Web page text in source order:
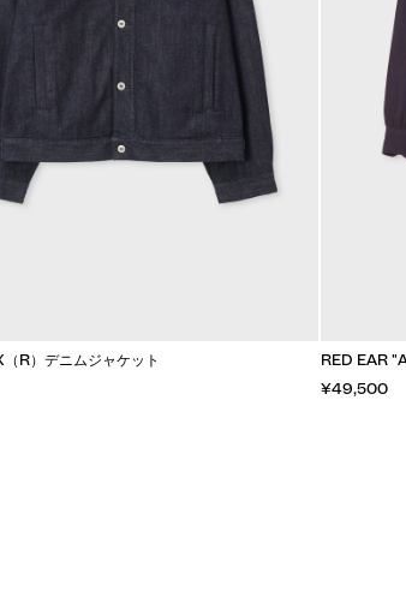
R）デニムジャケット
RED EAR
¥49,500